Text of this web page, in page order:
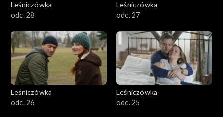
Leśniczówka
odc. 28
Leśniczówka
odc. 27
Leśniczówka
odc. 26
Leśniczówka
odc. 25